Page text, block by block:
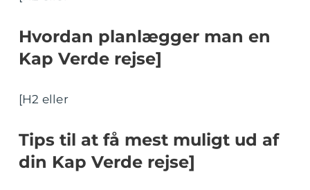
Hvordan planlægger man en
Kap Verde rejse]
[H2 eller
Tips til at få mest muligt ud af
din Kap Verde rejse]